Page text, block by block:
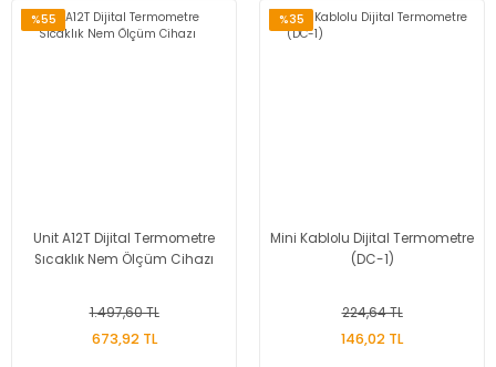
%55
Unit A12T Dijital Termometre
Sıcaklık Nem Ölçüm Cihazı
1.497,60 TL
673,92 TL
%35
Mini Kablolu Dijital Termometre
(DC-1)
224,64 TL
146,02 TL